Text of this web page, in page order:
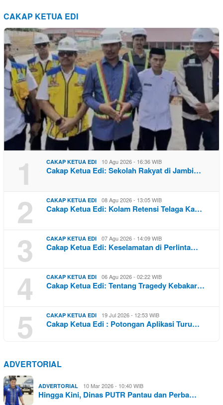
CAKAP KETUA EDI
1 CAKAP KETUA EDI 10 Agu 2026 - 16:36 WIB
Cakap Ketua Edi: Sekolah Rakyat di Jambi…
2 CAKAP KETUA EDI 08 Agu 2026 - 13:05 WIB
Cakap Ketua Edi: Kolam Retensi Telaga Ka…
3 CAKAP KETUA EDI 07 Agu 2026 - 14:09 WIB
Cakap Ketua Edi: Keselamatan di Perlinta…
4 CAKAP KETUA EDI 06 Agu 2026 - 02:22 WIB
Cakap Ketua Edi: Tentang Tragedy Kebakar…
5 CAKAP KETUA EDI 19 Jul 2026 - 12:53 WIB
Cakap Ketua Edi : Potongan Aplikasi Turu…
ADVERTORIAL
ADVERTORIAL 10 Mar 2026 - 10:40 WIB
Hingga Kini, Dinas PUTR Pantau dan Perba…